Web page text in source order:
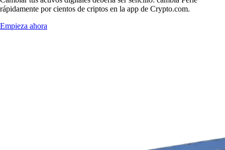
rápidamente por cientos de criptos en la app de Crypto.com.
Empieza ahora